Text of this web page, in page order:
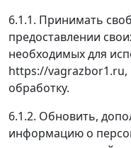
6.1.1. Принимать
предоставлении
необходимых для
https://vagrazbor1.ru,
обработку.
6.1.2. Обновить,
информацию о